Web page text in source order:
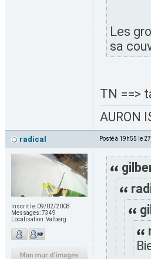
Les
sa
TN ==>
AURON
radical Posté à 19h55 le
Inscrit le: 09/02/2008
Messages:7349
Localisation:Valberg